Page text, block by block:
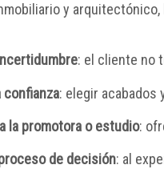
y
: el cliente no
confianza: elegir acabados
la promotora o estudio:
de decisión: al